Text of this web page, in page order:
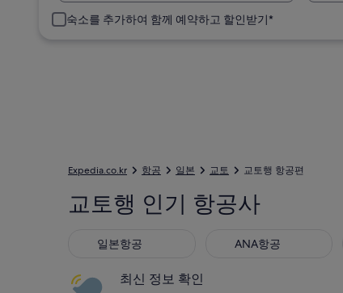
숙소를 추가하여 함께 예약하고 할인받기*
Expedia.co.kr 항공 일본 교토 교토행 항공편
교토행 인기 항공사
일본항공
일본항공 ANA항공
ANA항공
최신 정보 확인